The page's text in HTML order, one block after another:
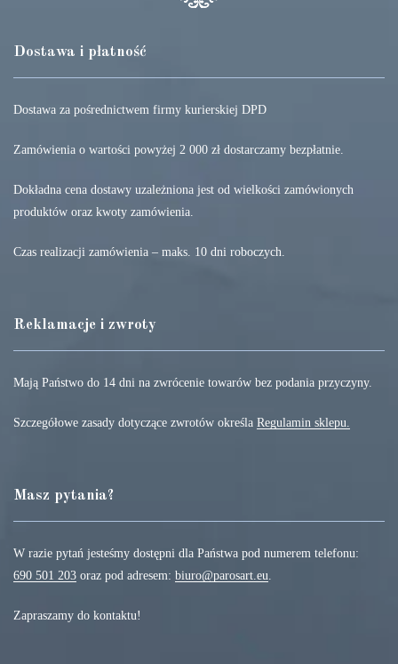
Dostawa i płatność
Dostawa za pośrednictwem firmy kurierskiej DPD
Zamówienia o wartości powyżej 2 000 zł dostarczamy bezpłatnie.
Dokładna cena dostawy uzależniona jest od wielkości zamówionych
produktów oraz kwoty zamówienia.
Czas realizacji zamówienia – maks. 10 dni roboczych.
Reklamacje i zwroty
Mają Państwo do 14 dni na zwrócenie towarów bez podania przyczyny.
Szczegółowe zasady dotyczące zwrotów określa Regulamin sklepu.
Masz pytania?
W razie pytań jesteśmy dostępni dla Państwa pod numerem telefonu:
690 501 203 oraz pod adresem: biuro@parosart.eu.
Zapraszamy do kontaktu!